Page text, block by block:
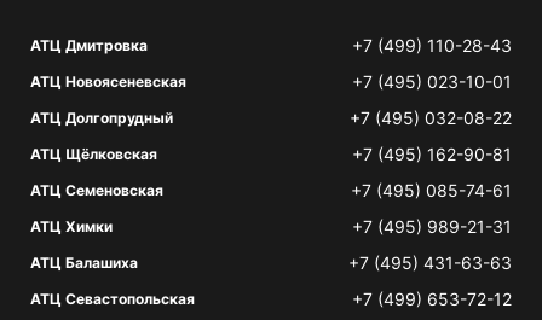
АТЦ Дмитровка +7 (499) 110-28-43
АТЦ Новоясеневская +7 (495) 023-10-01
АТЦ Долгопрудный +7 (495) 032-08-22
АТЦ Щёлковская +7 (495) 162-90-81
АТЦ Семеновская +7 (495) 085-74-61
АТЦ Химки +7 (495) 989-21-31
АТЦ Балашиха +7 (495) 431-63-63
АТЦ Севастопольская +7 (499) 653-72-12